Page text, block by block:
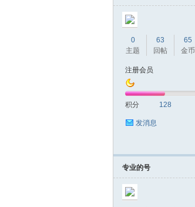
0
主题
63
回帖
65
金币
注册会员
积分 128
发消息
专业的号